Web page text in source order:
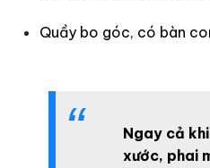
Quầy bo góc, có bàn
Ngay cả
xước, phai